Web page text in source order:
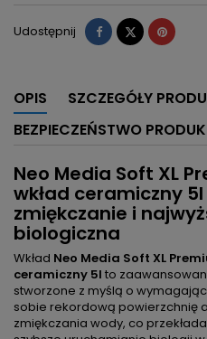
Udostępnij Udostępnij
Tweetuj
OPIS
SZCZEGÓŁY
BEZPIECZEŃSTWO
Neo Media Soft XL
wkład ceramiczny
zmiękczanie i
biologiczna
Wkład Neo Media Soft XL
ceramiczny 5l to
stworzone z myślą o
sobie rekordową powierzchnię
zmiękczania wody, co